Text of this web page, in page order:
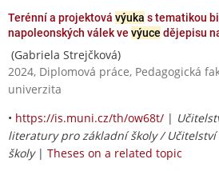
Terénní a projektová výuka s tematikou
napoleonských válek ve výuce dějepisu
(Gabriela Strejčková)
2024, Diplomová práce, Pedagogická
univerzita
• https://is.muni.cz/th/ow68t/ |
literatury pro základní školy /
školy| Theses on a related topic